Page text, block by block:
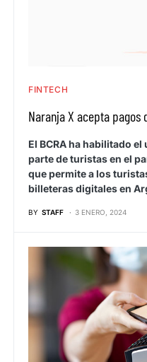
FINTECH
Naranja X acepta pagos
El BCRA ha habilitado
parte de turistas en el
que permite a los
billeteras digitales en
BY STAFF 3 ENERO, 2024